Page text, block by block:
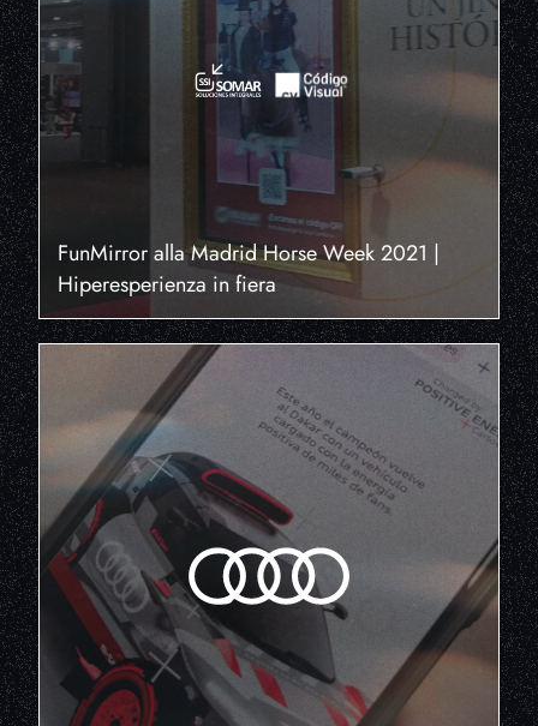
FunMirror alla Madrid Horse Week 2021 |
Hiperesperienza in fiera